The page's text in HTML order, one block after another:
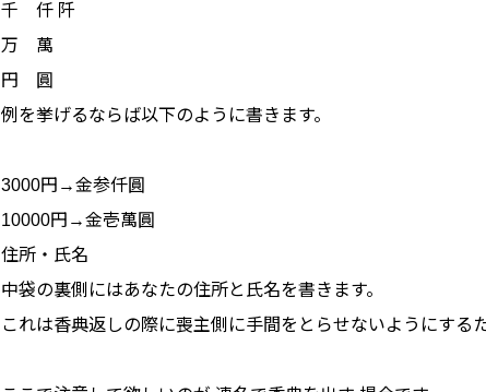
千 仟 阡
万 萬
円 圓
例を挙げるならば以下のように書きます。
3000円→金参仟圓
10000円→金壱萬圓
住所・氏名
中袋の裏側にはあなたの住所と氏名を書きます。
これは香典返しの際に喪主側に手間をとらせないようにするた